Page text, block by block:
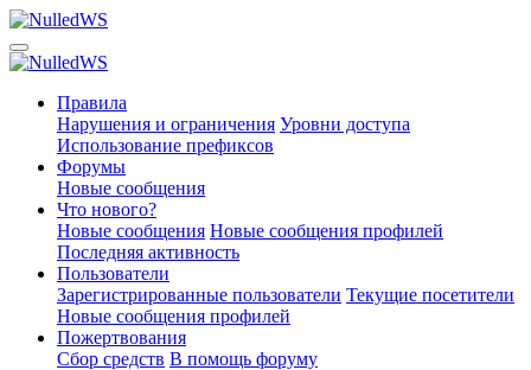
Правила
Нарушения и ограничения Уровни доступа
Использование префиксов
Форумы
Новые сообщения
Что нового?
Новые сообщения Новые сообщения профилей
Последняя активность
Пользователи
Зарегистрированные пользователи Текущие посетители
Новые сообщения профилей
Пожертвования
Сбор средств В помощь форуму